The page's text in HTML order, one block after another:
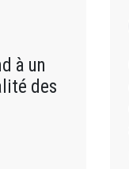
à un
des